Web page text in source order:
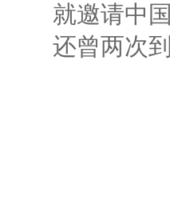
就邀请中
还曾两次